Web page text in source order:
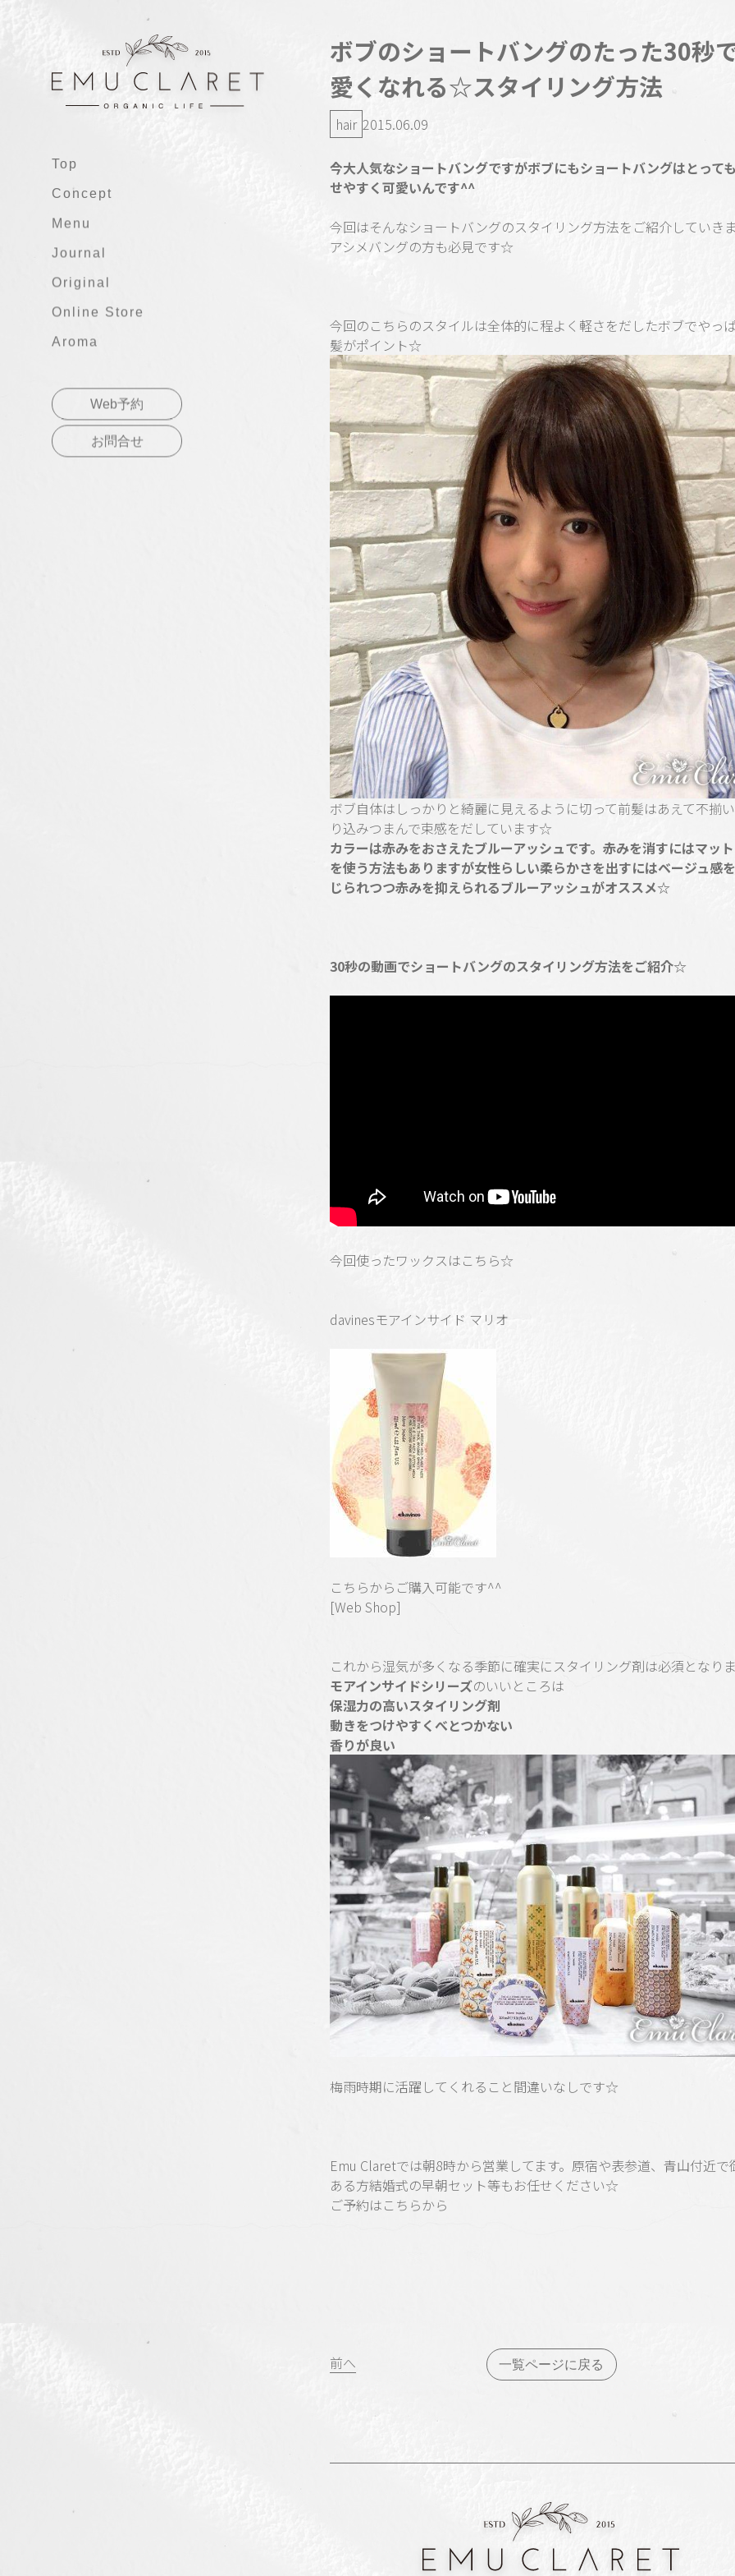
Top
Concept
Menu
Journal
Original
Online Store
Aroma
Web予約
お問合せ
ボブのショートバングのたった30秒
愛くなれる☆スタイリング方法
hair 2015.06.09
今大人気なショートバングですがボブにもショートバングはとって
せやすく可愛いんです^^
今回はそんなショートバングのスタイリング方法をご紹介していき
アシメバングの方も必見です☆
今回のこちらのスタイルは全体的に程よく軽さをだしたボブでやっ
髪がポイント☆
ボブ自体はしっかりと綺麗に見えるように切って前髪はあえて不揃
り込みつまんで束感をだしています☆
カラーは赤みをおさえたブルーアッシュです。赤みを消すにはマッ
を使う方法もありますが女性らしい柔らかさを出すにはベージュ感
じられつつ赤みを抑えられるブルーアッシュがオススメ☆
30秒の動画でショートバングのスタイリング方法をご紹介☆
今回使ったワックスはこちら☆
davinesモアインサイド マリオ
こちらからご購入可能です^^
[Web Shop]
これから湿気が多くなる季節に確実にスタイリング剤は必須となり
モアインサイドシリーズのいいところは
保湿力の高いスタイリング剤
動きをつけやすくべとつかない
香りが良い
梅雨時期に活躍してくれること間違いなしです☆
Emu Claretでは朝8時から営業してます。原宿や表参道、青山付近で
ある方結婚式の早朝セット等もお任せください☆
ご予約はこちらから
投
ビ
前へ 一覧ページに戻る